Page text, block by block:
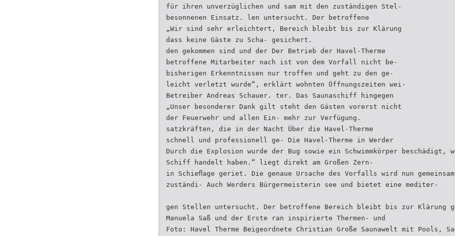
für ihren unverzüglichen und sam mit den zuständigen Stel-
besonnenen Einsatz. len untersucht. Der betroffene
„Wir sind sehr erleichtert, Bereich bleibt bis zur Klärung
dass keine Gäste zu Scha- gesichert.
den gekommen sind und der Der Betrieb der Havel-Therme
betroffene Mitarbeiter nach ist von dem Vorfall nicht be-
bisherigen Erkenntnissen nur troffen und geht zu den ge-
leicht verletzt wurde“, erklärt wohnten Öffnungszeiten wei-
Betreiber Andreas Schauer. ter. Das Saunaschiff hingegen
„Unser besonderer Dank gilt steht den Gästen vorerst nicht
der Feuerwehr und allen Ein- mehr zur Verfügung.
satzkräften, die in der Nacht Über die Havel-Therme
schnell und professionell ge- Die Havel-Therme in Werder
Durch die Explosion wurde der Bug sowie ein Schwimmkörper beschädigt,
Schiff handelt haben.“ liegt direkt am Großen Zern-
in Schieﬂage geriet. Die genaue Ursache des Vorfalls wird nun
zuständi- Auch Werders Bürgermeisterin see und bietet eine mediter-
gen Stellen untersucht. Der betroffene Bereich bleibt bis zur Klärung
Manuela Saß und der Erste ran inspirierte Thermen- und
Foto: Havel Therme Beigeordnete Christian Große Saunawelt mit Pools,